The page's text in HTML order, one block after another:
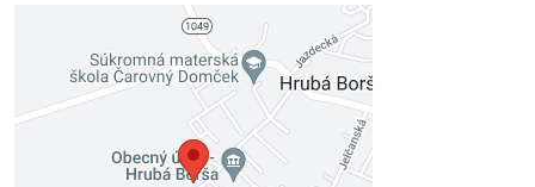
Externý obsah je blokovaný
Voľbami súkromia
Prajete si načítať externý obsah?